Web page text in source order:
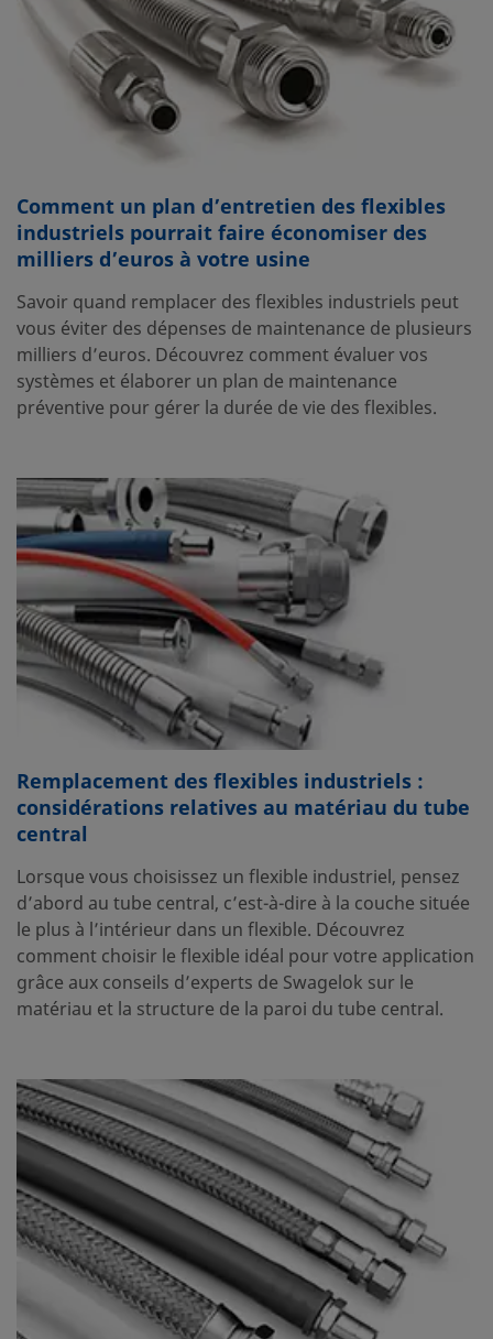
Comment un plan d’entretien des flexibles
industriels pourrait faire économiser des
milliers d’euros à votre usine
Savoir quand remplacer des flexibles industriels peut
vous éviter des dépenses de maintenance de plusieurs
milliers d’euros. Découvrez comment évaluer vos
systèmes et élaborer un plan de maintenance
préventive pour gérer la durée de vie des flexibles.
Remplacement des flexibles industriels :
considérations relatives au matériau du tube
central
Lorsque vous choisissez un flexible industriel, pensez
d’abord au tube central, c’est-à-dire à la couche située
le plus à l’intérieur dans un flexible. Découvrez
comment choisir le flexible idéal pour votre application
grâce aux conseils d’experts de Swagelok sur le
matériau et la structure de la paroi du tube central.